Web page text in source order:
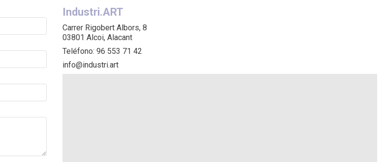
Industri.ART
Carrer Rigobert Albors, 8
03801 Alcoi, Alacant
Teléfono: 96 553 71 42
info@industri.art